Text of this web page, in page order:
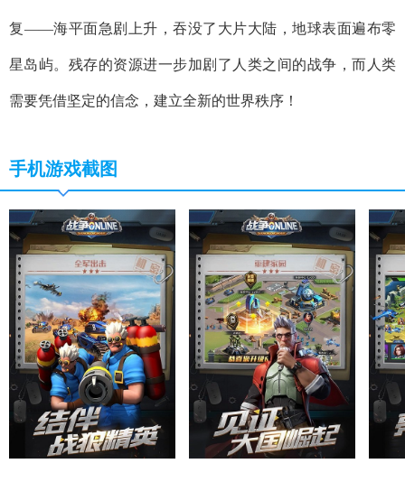
复——海平面急剧上升，吞没了大片大陆，地球表面遍布零
星岛屿。残存的资源进一步加剧了人类之间的战争，而人类
需要凭借坚定的信念，建立全新的世界秩序！
手机游戏截图